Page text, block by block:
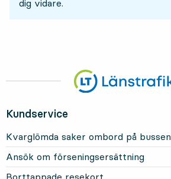
dig vidare.
Kundservice
Kvarglömda saker ombord på bussen
Ansök om förseningsersättning